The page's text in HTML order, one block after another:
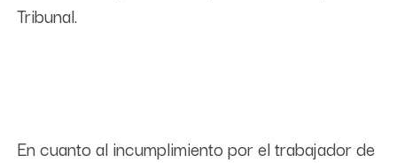
Tribunal.
En cuanto al incumplimiento por el trabajador de